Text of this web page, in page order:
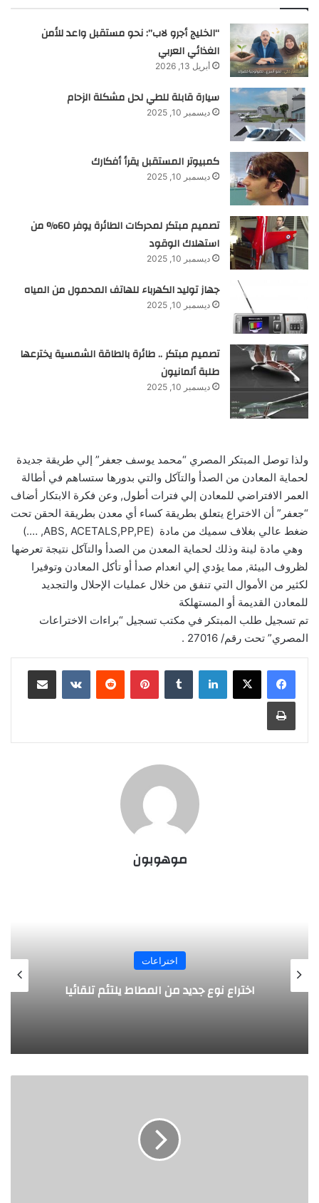
“الخليج أجرو لاب”: نحو مستقبل واعد للأمن
الغذائي العربي
أبريل 13, 2026
سيارة قابلة للطي لحل مشكلة الزحام
ديسمبر 10, 2025
كمبيوتر المستقبل يقرأ أفكارك
ديسمبر 10, 2025
تصميم مبتكر لمحركات الطائرة يوفر 60% من
استهلاك الوقود
ديسمبر 10, 2025
جهاز توليد الكهرباء للهاتف المحمول من المياه
ديسمبر 10, 2025
تصميم مبتكر .. طائرة بالطاقة الشمسية يخترعها
طلبة ألمانيون
ديسمبر 10, 2025
ولذا توصل المبتكر المصري “محمد يوسف جعفر” إلي طريقة جديدة
لحماية المعادن من الصدأ والتآكل والتي بدورها ستساهم في أطالة
العمر الافتراضي للمعادن إلي فترات أطول, وعن فكرة الابتكار أضاف
“جعفر” أن الاختراع يتعلق بطريقة كساء أي معدن بطريقة الحقن تحت
ضغط عالي بغلاف سميك من مادة (ABS, ACETALS,PP,PE, ….)
وهي مادة لينة وذلك لحماية المعدن من الصدأ والتآكل نتيجة تعرضها
لظروف البيئة, مما يؤدي إلي انعدام صدأ أو تأكل المعادن وتوفيرا
لكثير من الأموال التي تنفق من خلال عمليات الإحلال والتجديد
للمعادن القديمة أو المستهلكة
تم تسجيل طلب المبتكر في مكتب تسجيل “براءات الاختراعات
المصري” تحت رقم/ 27016 .
لينكدإن بينتيريست
موهوبون
جديد من المطاط يلتئم تلقائيا روبوت